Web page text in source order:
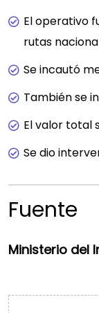
El operativo
rutas
Se incautó
También se
El valor total
Se dio
Fuente
Ministerio del